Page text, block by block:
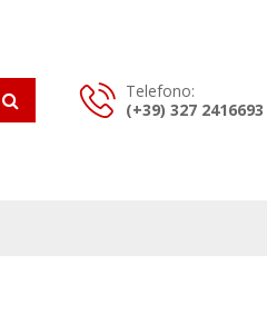
Telefono:
(+39) 327 2416693